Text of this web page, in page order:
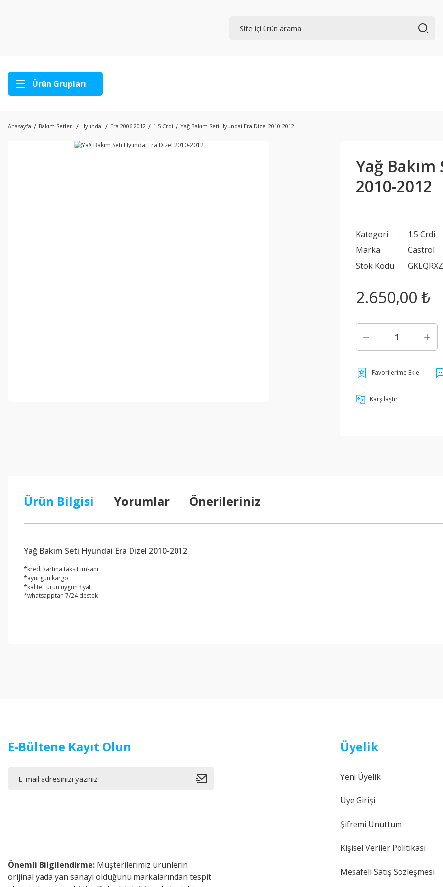
Ürün Grupları
Anasayfa Bakım Setleri Hyundai Era 2006-2012 1.5 Crdi Yağ Bakım Seti Hyundai Era Dizel 2010-2012
Yağ
2010-2012
Kategori
1.5 Crdi
Marka
Castrol
Stok Kodu
2.650,00 ₺
Karşılaştır
Ürün Bilgisi Yorumlar Önerileriniz
Yağ Bakım Seti Hyundai Era Dizel 2010-2012
*kredi kartına taksit imkanı
*aynı gün kargo
*kaliteli ürün uygun fiyat
*whatsapptan 7/24 destek
E-Bültene Kayıt Olun
Önemli Bilgilendirme: Müşterilerimiz ürünlerin
orijinal yada yan sanayi olduğunu markalarından tespit
Üyelik
Yeni Üyelik
Üye Girişi
Şifremi Unuttum
Kişisel Veriler Politikası
Mesafeli Satış Sözleşmesi